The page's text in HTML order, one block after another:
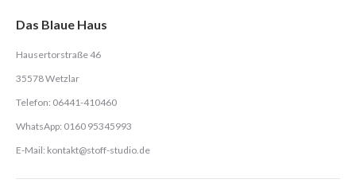
Das Blaue Haus
Hausertorstraße 46
35578 Wetzlar
Telefon: 06441-410460
WhatsApp: 0160 95345993
E-Mail: kontakt@stoff-studio.de